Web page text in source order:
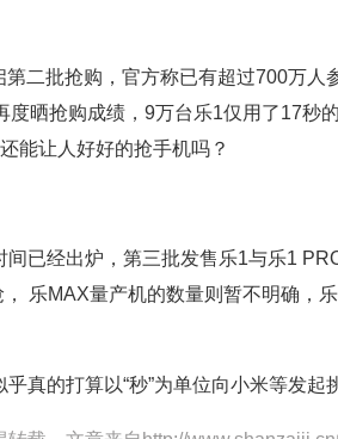
二批抢购，官方称已有超过700万人
晒抢购成绩，9万台乐1仅用了17秒
能让人好好的抢手机吗？
已经出炉，第三批发售乐1与乐1
乐MAX量产机的数量则暂不明确，
真的打算以“秒”为单位向小米等发起